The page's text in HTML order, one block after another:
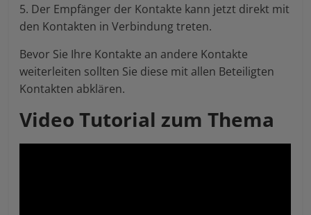
5. Der Empfänger der Kontakte kann jetzt direkt mit
den Kontakten in Verbindung treten.
Bevor Sie Ihre Kontakte an andere Kontakte
weiterleiten sollten Sie diese mit allen Beteiligten
Kontakten abklären.
Video Tutorial zum Thema